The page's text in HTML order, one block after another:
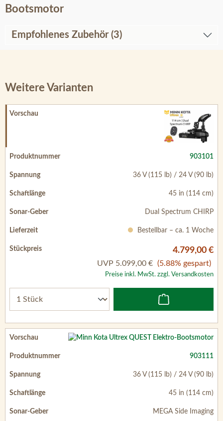
Bootsmotor
Empfohlenes Zubehör (3)
Weitere Varianten
903101
36 V (115 lb) / 24 V (90 lb)
45 in (114 cm)
Dual Spectrum CHIRP
Bestellbar – ca. 1 Woche
4.799,00 €
UVP 5.099,00 € (5.88% gespart)
Preise inkl. MwSt. zzgl. Versandkosten
903111
36 V (115 lb) / 24 V (90 lb)
45 in (114 cm)
MEGA Side Imaging